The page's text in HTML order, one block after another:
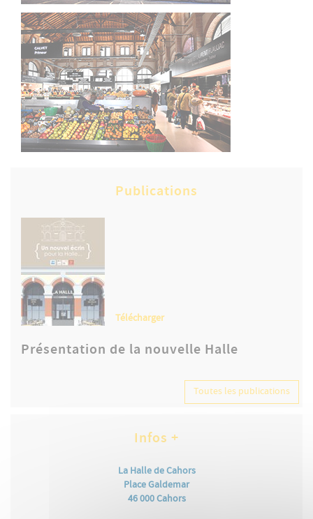
Publications
Télécharger
Présentation de la nouvelle Halle
Toutes les publications
Infos +
La Halle de Cahors
Place Galdemar
46 000 Cahors